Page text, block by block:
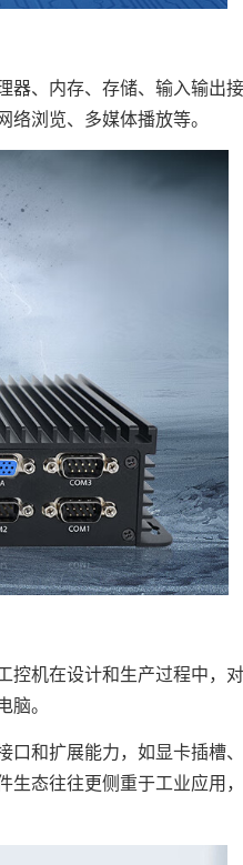
、内存、存储、输入输出
浏览、多媒体播放等。
机在设计和生产过程中，
。
和扩展能力，如显卡插槽
态往往更侧重于工业应用，